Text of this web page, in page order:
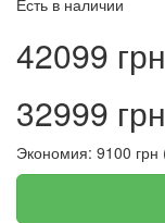
Есть в наличии
42099 грн
32999 грн
Экономия: 9100 грн